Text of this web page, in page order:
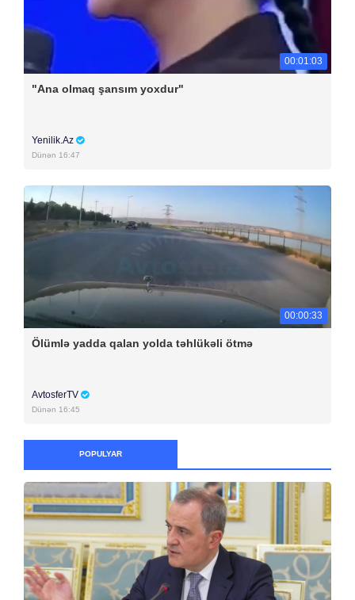
00:01:03
"Ana olmaq şansım yoxdur"
Yenilik.Az
Dünən 16:47
00:00:33
Ölümlə yadda qalan yolda təhlükəli ötmə
AvtosferTV
Dünən 16:45
POPULYAR